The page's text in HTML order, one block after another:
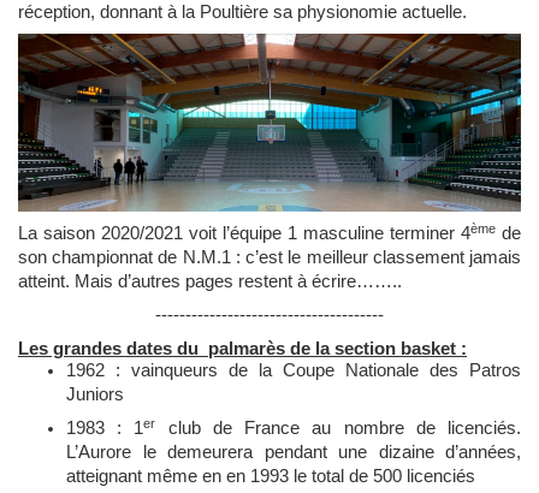
réception, donnant à la Poultière sa physionomie actuelle.
La saison 2020/2021 voit l’équipe 1 masculine terminer 4ème de
son championnat de N.M.1 : c’est le meilleur classement jamais
atteint. Mais d’autres pages restent à écrire……..
--------------------------------------
Les grandes dates du palmarès de la section basket :
1962 : vainqueurs de la Coupe Nationale des Patros
Juniors
1983 : 1er
club de France au nombre de licenciés.
L’Aurore le demeurera pendant une dizaine d’années,
atteignant même en en 1993 le total de 500 licenciés